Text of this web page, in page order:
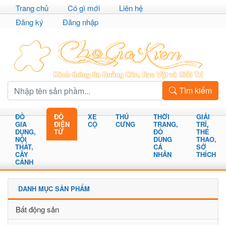
Trang chủ Có gì mới
Liên hệ
Đăng ký
Đăng nhập
Tìm kiếm
ĐỒ
GIA
DỤNG,
NỘI
THẤT,
CÂY
CẢNH
ĐỒ
ĐIỆN
TỬ
XE
CỘ
THÚ
CƯNG
THỜI
TRANG,
ĐỒ
DÙNG
CÁ
NHÂN
GIẢI
TRÍ,
THỂ
THAO,
SỞ
THÍCH
DANH MỤC SẢN PHẨM
Bất động sản